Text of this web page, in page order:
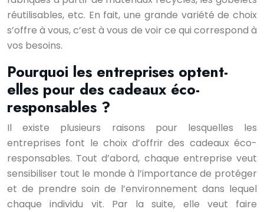
réutilisables, etc. En fait, une grande variété de choix
s’offre à vous, c’est à vous de voir ce qui correspond à
vos besoins.
Pourquoi les entreprises optent-
elles pour des cadeaux éco-
responsables ?
Il existe plusieurs raisons pour lesquelles les
entreprises font le choix d’offrir des cadeaux éco-
responsables. Tout d’abord, chaque entreprise veut
sensibiliser tout le monde à l’importance de protéger
et de prendre soin de l’environnement dans lequel
chaque individu vit. Par la suite, elle veut faire